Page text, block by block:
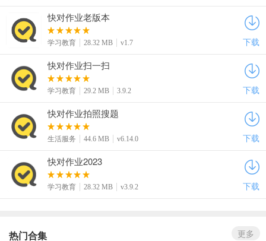
快对作业老版本
学习教育 28.32 MB v1.7 下载
快对作业扫一扫
学习教育 29.2 MB 3.9.2 下载
快对作业拍照搜题
生活服务 44.6 MB v6.14.0 下载
快对作业2023
学习教育 28.32 MB v3.9.2 下载
热门合集 更多